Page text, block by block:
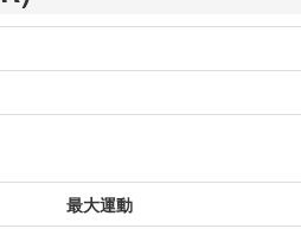
最大運動